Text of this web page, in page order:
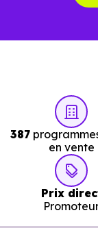
387
en vente
Prix